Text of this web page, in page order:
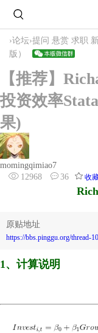
›论坛›提问 悬赏 求职
版）
【推荐】
投资效率
果)
momingqimiao7
12968
36 收
原贴地址
https://bbs.pinggu.org/thread-
1、计算说明